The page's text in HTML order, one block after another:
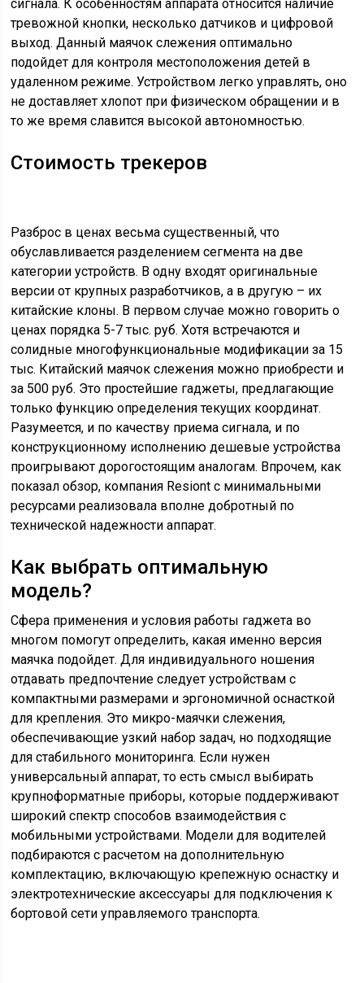
сигнала. К особенностям аппарата относится наличие
тревожной кнопки, несколько датчиков и цифровой
выход. Данный маячок слежения оптимально
подойдет для контроля местоположения детей в
удаленном режиме. Устройством легко управлять, оно
не доставляет хлопот при физическом обращении и в
то же время славится высокой автономностью.
Стоимость трекеров
Разброс в ценах весьма существенный, что
обуславливается разделением сегмента на две
категории устройств. В одну входят оригинальные
версии от крупных разработчиков, а в другую – их
китайские клоны. В первом случае можно говорить о
ценах порядка 5-7 тыс. руб. Хотя встречаются и
солидные многофункциональные модификации за 15
тыс. Китайский маячок слежения можно приобрести и
за 500 руб. Это простейшие гаджеты, предлагающие
только функцию определения текущих координат.
Разумеется, и по качеству приема сигнала, и по
конструкционному исполнению дешевые устройства
проигрывают дорогостоящим аналогам. Впрочем, как
показал обзор, компания Resiont с минимальными
ресурсами реализовала вполне добротный по
технической надежности аппарат.
Как выбрать оптимальную
модель?
Сфера применения и условия работы гаджета во
многом помогут определить, какая именно версия
маячка подойдет. Для индивидуального ношения
отдавать предпочтение следует устройствам с
компактными размерами и эргономичной оснасткой
для крепления. Это микро-маячки слежения,
обеспечивающие узкий набор задач, но подходящие
для стабильного мониторинга. Если нужен
универсальный аппарат, то есть смысл выбирать
крупноформатные приборы, которые поддерживают
широкий спектр способов взаимодействия с
мобильными устройствами. Модели для водителей
подбираются с расчетом на дополнительную
комплектацию, включающую крепежную оснастку и
электротехнические аксессуары для подключения к
бортовой сети управляемого транспорта.